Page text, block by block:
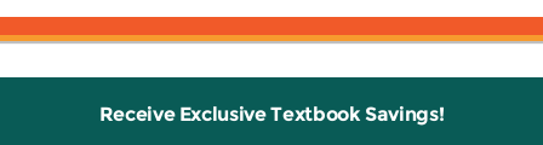
Receive Exclusive Textbook Savings!